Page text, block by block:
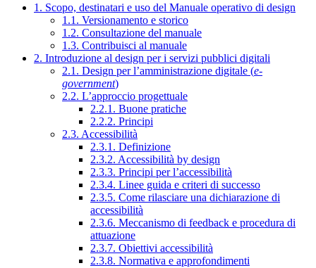
1. Scopo, destinatari e uso del Manuale operativo di design
1.1. Versionamento e storico
1.2. Consultazione del manuale
1.3. Contribuisci al manuale
2. Introduzione al design per i servizi pubblici digitali
2.1. Design per l’amministrazione digitale (e-
government)
2.2. L’approccio progettuale
2.2.1. Buone pratiche
2.2.2. Principi
2.3. Accessibilità
2.3.1. Definizione
2.3.2. Accessibilità by design
2.3.3. Principi per l’accessibilità
2.3.4. Linee guida e criteri di successo
2.3.5. Come rilasciare una dichiarazione di
accessibilità
2.3.6. Meccanismo di feedback e procedura di
attuazione
2.3.7. Obiettivi accessibilità
2.3.8. Normativa e approfondimenti